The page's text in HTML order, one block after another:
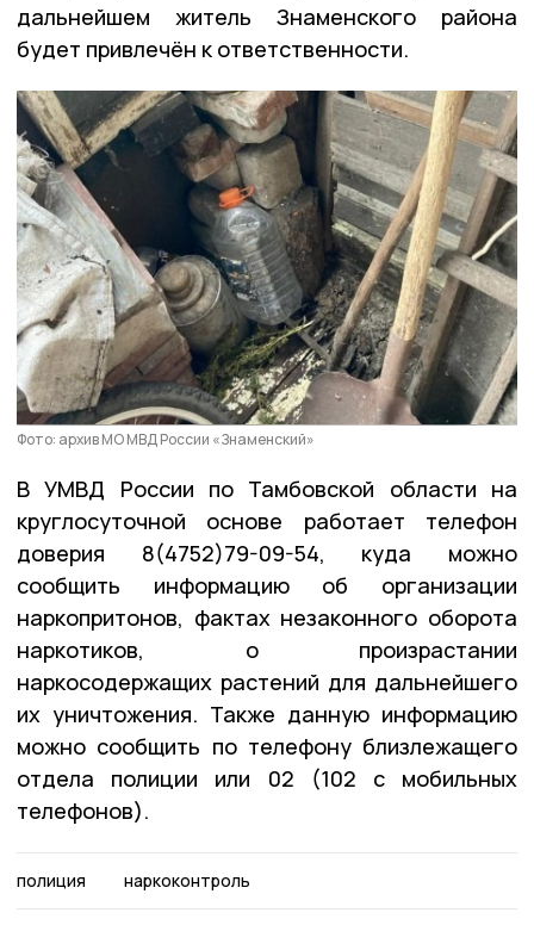
дальнейшем житель Знаменского района
будет привлечён к ответственности.
Фото: архив МО МВД России «Знаменский»
В УМВД России по Тамбовской области на
круглосуточной основе работает телефон
доверия 8(4752)79-09-54, куда можно
сообщить информацию об организации
наркопритонов, фактах незаконного оборота
наркотиков, о произрастании
наркосодержащих растений для дальнейшего
их уничтожения. Также данную информацию
можно сообщить по телефону близлежащего
отдела полиции или 02 (102 с мобильных
телефонов).
полиция наркоконтроль